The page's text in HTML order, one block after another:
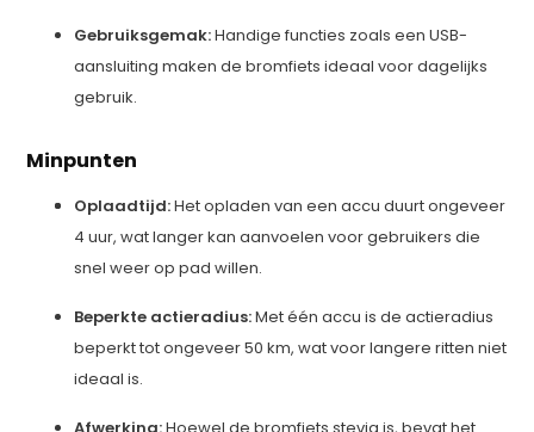
Gebruiksgemak:Handige functies zoals een USB-
aansluiting maken de bromfiets ideaal voor dagelijks
gebruik.
Minpunten
Oplaadtijd:Het opladen van een accu duurt ongeveer
4 uur, wat langer kan aanvoelen voor gebruikers die
snel weer op pad willen.
Beperkte actieradius:Met één accu is de actieradius
beperkt tot ongeveer 50 km, wat voor langere ritten niet
ideaal is.